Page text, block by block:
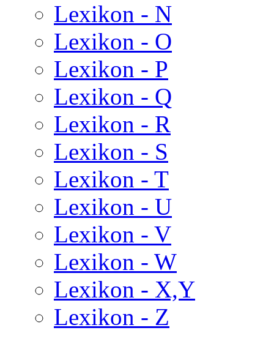
Lexikon - N
Lexikon - O
Lexikon - P
Lexikon - Q
Lexikon - R
Lexikon - S
Lexikon - T
Lexikon - U
Lexikon - V
Lexikon - W
Lexikon - X,Y
Lexikon - Z